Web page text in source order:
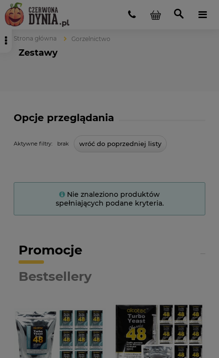
Strona główna Gorzelnictwo
Zestawy
Opcje przeglądania
Aktywne filtry: brak wróć do poprzedniej listy
Nie znaleziono produktów
spełniających podane kryteria.
Promocje
Bestsellery